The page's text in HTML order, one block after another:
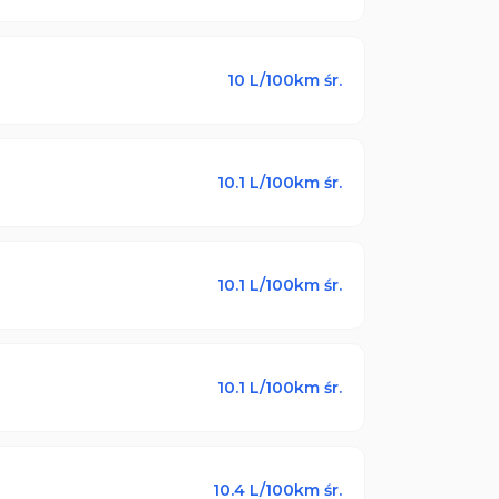
10 L/100km śr.
10.1 L/100km śr.
10.1 L/100km śr.
10.1 L/100km śr.
10.4 L/100km śr.